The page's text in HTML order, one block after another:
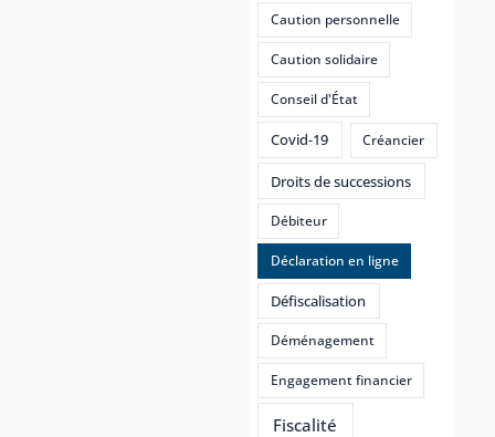
Caution personnelle
Caution solidaire
Conseil d'État
Covid-19 Créancier
Droits de successions
Débiteur
Déclaration en ligne
Défiscalisation
Déménagement
Engagement financier
Fiscalité